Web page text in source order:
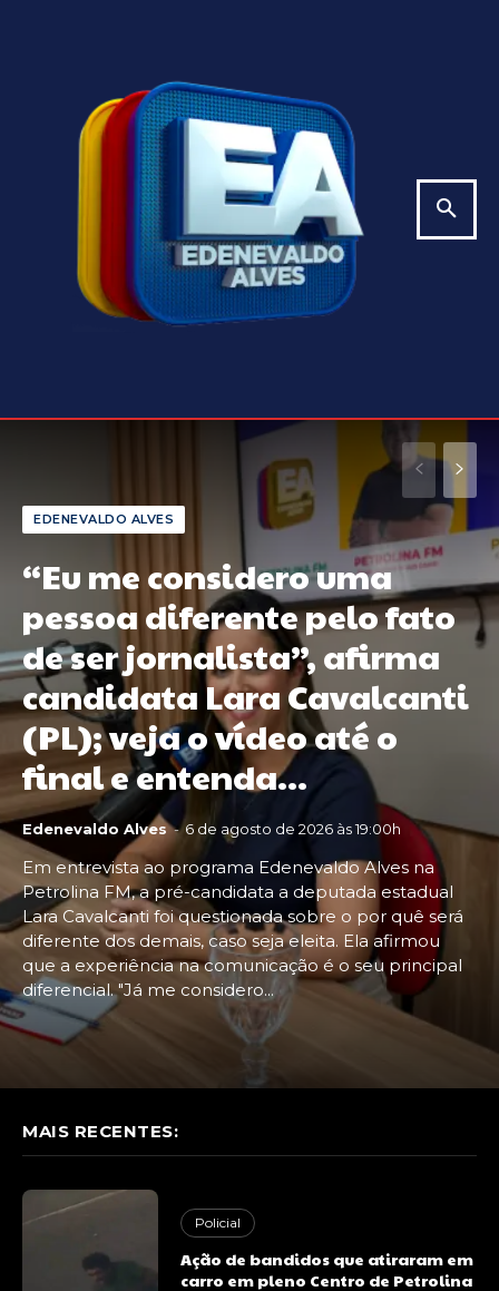
EDENEVALDO ALVES
“Eu me considero uma
pessoa diferente pelo fato
de ser jornalista”, afirma
candidata Lara Cavalcanti
(PL); veja o vídeo até o
final e entenda...
Edenevaldo Alves - 6 de agosto de 2026 às 19:00h
Em entrevista ao programa Edenevaldo Alves na
Petrolina FM, a pré-candidata a deputada estadual
Lara Cavalcanti foi questionada sobre o por quê será
diferente dos demais, caso seja eleita. Ela afirmou
que a experiência na comunicação é o seu principal
diferencial. "Já me considero...
MAIS RECENTES:
Policial
Ação de bandidos que atiraram em
carro em pleno Centro de Petrolina